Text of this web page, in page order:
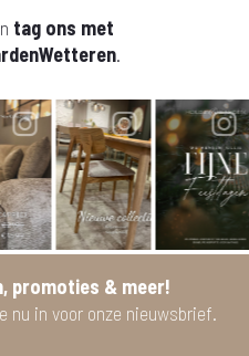
tag ons met
.
promoties & meer!
nu in voor onze nieuwsbrief.